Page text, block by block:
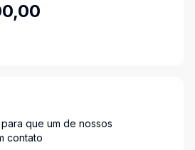
que um de nossos
contato